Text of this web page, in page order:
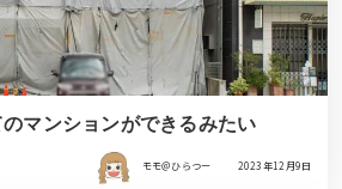
マンションができるみたい
モモ＠ひらつー 2023年12月9日